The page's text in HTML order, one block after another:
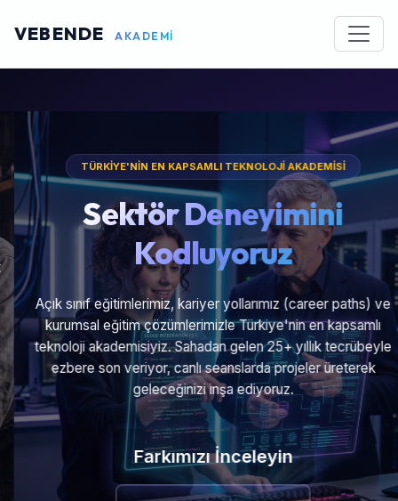
VEBENDE AKADEMİ
TÜRKİYE'NİN EN KAPSAMLI TEKNOLOJİ AKADEMİSİ
Sektör Deneyimini
Kodluyoruz
Açık sınıf eğitimlerimiz, kariyer yollarımız (career paths) ve
kurumsal eğitim çözümlerimizle Türkiye'nin en kapsamlı
teknoloji akademisiyiz. Sahadan gelen 25+ yıllık tecrübeyle
ezbere son veriyor, canlı seanslarda projeler üreterek
geleceğinizi inşa ediyoruz.
Farkımızı İnceleyin